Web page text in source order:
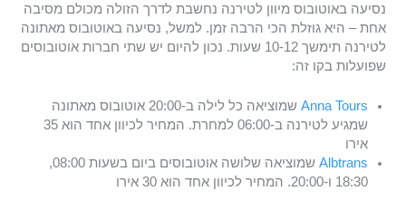
נסיעה באוטובוס מיוון לטירנה נחשבת לדרך הזולה מכולם מסיבה
אחת – היא גוזלת הכי הרבה זמן. למשל, נסיעה באוטובוס מאתונה
לטירנה תימשך 10-12 שעות. נכון להיום יש שתי חברות אוטובוסים
שפועלות בקו זה:
Anna Tours
שמוציאה כל לילה ב-20:00 אוטובוס מאתונה
שמגיע לטירנה ב-06:00 למחרת. המחיר לכיוון אחד הוא 35
אירו
Albtrans
שמוציאה שלושה אוטובוסים ביום בשעות 08:00,
18:30 ו-20:00. המחיר לכיוון אחד הוא 30 אירו